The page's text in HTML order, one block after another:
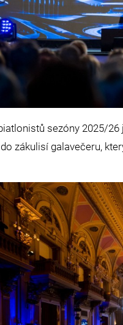
sezóny 2025/
zákulisí galavečeru,